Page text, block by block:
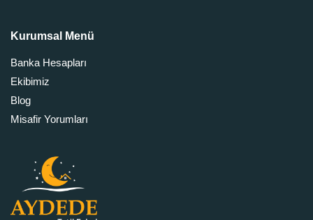
Kurumsal Menü
Banka Hesapları
Ekibimiz
Blog
Misafir Yorumları